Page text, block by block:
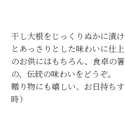
干し大根をじっくりぬかに漬
とあっさりとした味わいに仕
のお供にはもちろん、食卓の
の、伝統の味わいをどうぞ。
贈り物にも嬉しい、お日持ち
時）